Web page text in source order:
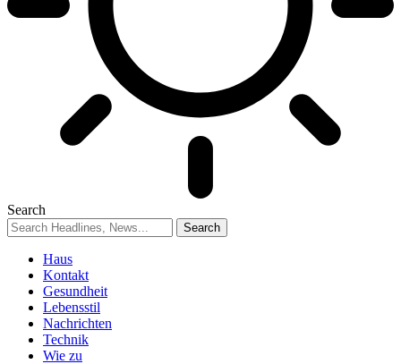
Search
Haus
Kontakt
Gesundheit
Lebensstil
Nachrichten
Technik
Wie zu